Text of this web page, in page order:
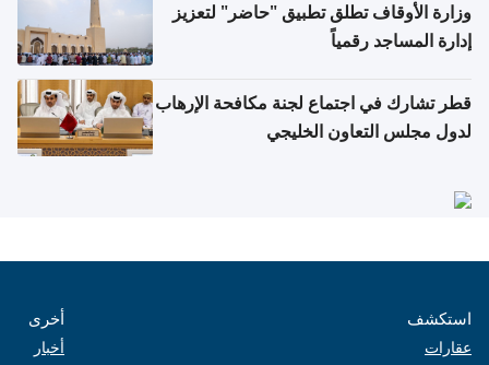
وزارة الأوقاف تطلق تطبيق "حاضر" لتعزيز
إدارة المساجد رقمياً
قطر تشارك في اجتماع لجنة مكافحة الإرهاب
لدول مجلس التعاون الخليجي
استكشف
عقارات
أخرى
أخبار